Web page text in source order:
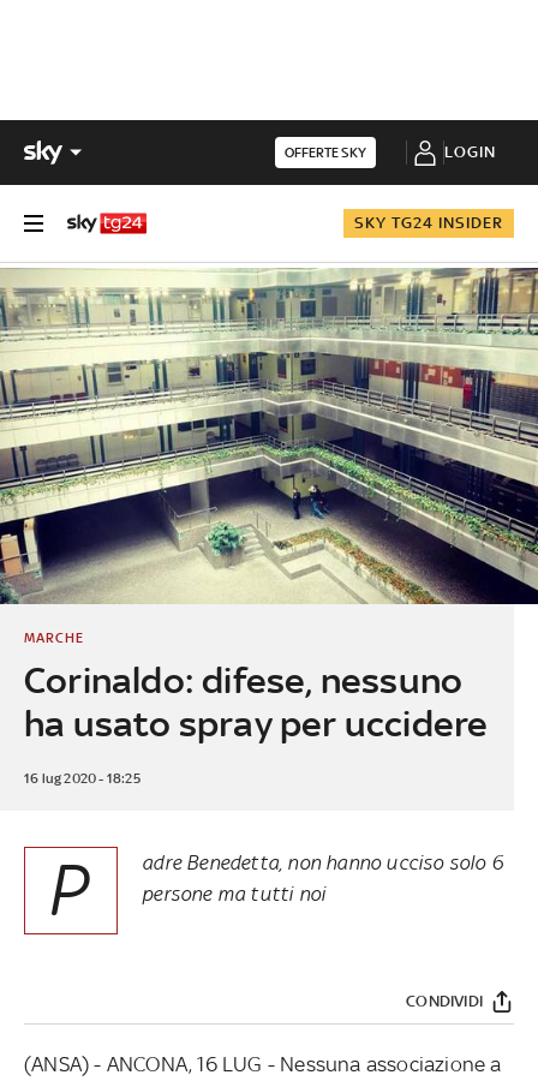
OFFERTE SKY LOGIN
SKY TG24 INSIDER
Corinaldo: difese, nessuno
ha usato spray per uccidere
MARCHE
16 lug 2020 - 18:25
P
adre Benedetta, non hanno ucciso solo 6
persone ma tutti noi
CONDIVIDI
(ANSA) - ANCONA, 16 LUG - Nessuna associazione a